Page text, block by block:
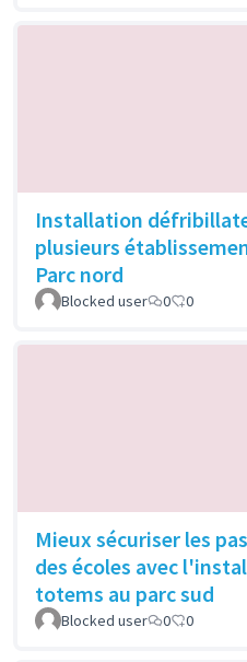
Installation
plusieurs
Parc nord
Blocked user 0 0
Mieux sécuriser les
des écoles avec
totems au parc sud
Blocked user 0 0